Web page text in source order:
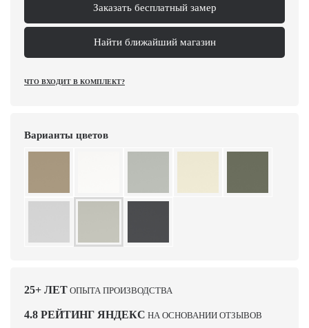
Заказать бесплатный замер
Найти ближайший магазин
ЧТО ВХОДИТ В КОМПЛЕКТ?
Варианты цветов
25+ ЛЕТ ОПЫТА ПРОИЗВОДСТВА
4.8 РЕЙТИНГ ЯНДЕКС НА ОСНОВАНИИ ОТЗЫВОВ